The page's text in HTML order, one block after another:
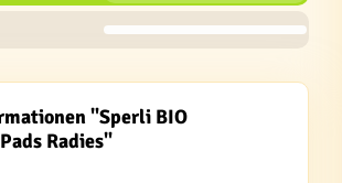
"Sperli BIO
Radies"